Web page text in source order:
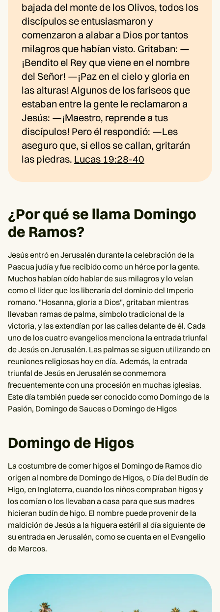
bajada del monte de los Olivos, todos los
discípulos se entusiasmaron y
comenzaron a alabar a Dios por tantos
milagros que habían visto. Gritaban: —
¡Bendito el Rey que viene en el nombre
del Señor! —¡Paz en el cielo y gloria en
las alturas! Algunos de los fariseos que
estaban entre la gente le reclamaron a
Jesús: —¡Maestro, reprende a tus
discípulos! Pero él respondió: —Les
aseguro que, si ellos se callan, gritarán
las piedras. Lucas 19:28-40
¿Por qué se llama Domingo
de Ramos?
Jesús entró en Jerusalén durante la celebración de la
Pascua judía y fue recibido como un héroe por la gente.
Muchos habían oído hablar de sus milagros y lo veían
como el líder que los liberaría del dominio del Imperio
romano. "Hosanna, gloria a Dios", gritaban mientras
llevaban ramas de palma, símbolo tradicional de la
victoria, y las extendían por las calles delante de él. Cada
uno de los cuatro evangelios menciona la entrada triunfal
de Jesús en Jerusalén. Las palmas se siguen utilizando en
reuniones religiosas hoy en día. Además, la entrada
triunfal de Jesús en Jerusalén se conmemora
frecuentemente con una procesión en muchas iglesias.
Este día también puede ser conocido como Domingo de la
Pasión, Domingo de Sauces o Domingo de Higos
Domingo de Higos
La costumbre de comer higos el Domingo de Ramos dio
origen al nombre de Domingo de Higos, o Día del Budín de
Higo, en Inglaterra, cuando los niños compraban higos y
los comían o los llevaban a casa para que sus madres
hicieran budín de higo. El nombre puede provenir de la
maldición de Jesús a la higuera estéril al día siguiente de
su entrada en Jerusalén, como se cuenta en el Evangelio
de Marcos.